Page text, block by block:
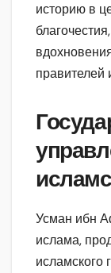
историю в
правителей
Усман ибн
ислама,
исламского